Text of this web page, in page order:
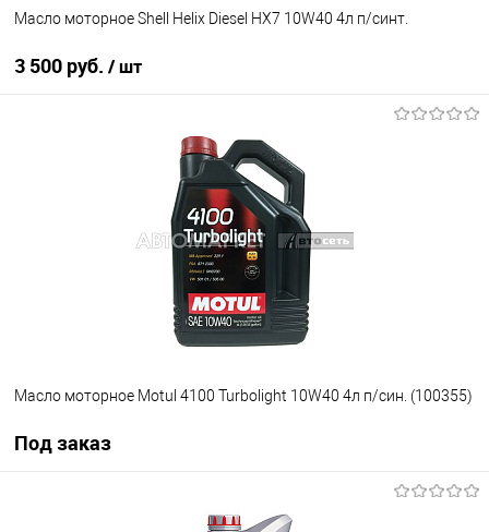
Масло моторное Shell Helix Diesel HX7 10W40 4л п/синт.
3 500 руб. / шт
В наличии
Масло моторное Motul 4100 Turbolight 10W40 4л п/син. (100355)
Под заказ